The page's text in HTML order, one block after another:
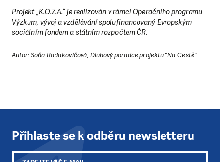
Projekt „K.O.Z.A.“ je realizován v rámci Operačního programu
Výzkum, vývoj a vzdělávání spolufinancovaný Evropským
sociálním fondem a státním rozpočtem ČR.
Autor: Soňa Radakovičová, Dluhový poradce projektu "Na Cestě"
DAROVAT DAROVAT PRAVIDELNĚ
Přihlaste se k odběru newsletteru